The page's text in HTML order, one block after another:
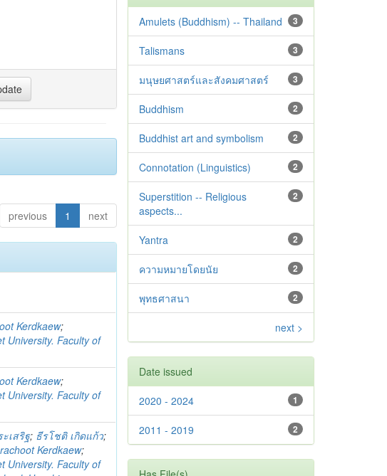
previous 1 next
Kerdkaew;
University. Faculty of
Kerdkaew;
University. Faculty of
เสริฐ; ธีรโชติ เกิดแก้ว;
Kerdkaew;
University. Faculty of
3
Amulets (Buddhism) -- Thailand
3
Talismans
3
มนุษยศาสตร์และสังคมศาสตร์
2
Buddhism
2
Buddhist art and symbolism
2
Connotation (Linguistics)
2
Superstition -- Religious
aspects...
2
Yantra
2
ความหมายโดยนัย
2
พุทธศาสนา
next >
Date issued
1
2020 - 2024
2
2011 - 2019